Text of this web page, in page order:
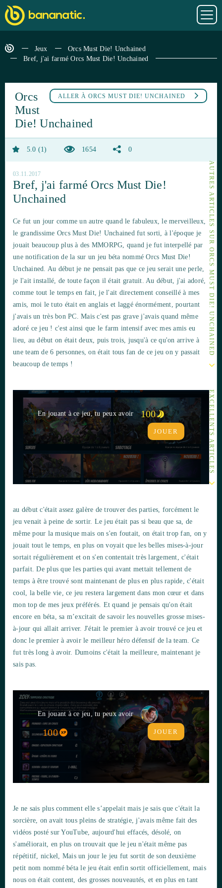
Jeux
Orcs Must Die! Unchained
Bref, j'ai farmé Orcs Must Die! Unchained
AUTRES ARTICLES SUR ORCS MUST DIE! UNCHAINED
EXCELLENTS ARTICLES
ALLER À ORCS MUST DIE! UNCHAINED
Orcs
Must
Die! Unchained
5.0 1 1654 0
03.11.2017
Bref, j'ai farmé Orcs Must Die!
Unchained
Ce fut un jour comme un autre quand le fabuleux, le merveilleux,
le grandissime Orcs Must Die! Unchained fut sorti, à l'époque je
jouait beaucoup plus à des MMORPG, quand je fut interpellé par
une notification de la sur un jeu béta nommé Orcs Must Die!
Unchained. Au début je ne pensait pas que ce jeu serait une perle,
je l'ait installé, de toute façon il était gratuit. Au début, j'ai adoré,
comme tout le temps en fait, je l'ait directement conseillé à mes
amis, moi le tuto était en anglais et laggé énormément, pourtant
j'avais un très bon PC. Mais c'est pas grave j'avais quand même
adoré ce jeu ! c'est ainsi que le farm intensif avec mes amis eu
lieu, au début on était deux, puis trois, jusqu'à ce qu'on arrive à
une team de 6 personnes, on était tous fan de ce jeu on y passait
beaucoup de temps !
En jouant à ce jeu, tu peux avoir 100
JOUER
au début c'était assez galère de trouver des parties, forcément le
jeu venait à peine de sortir. Le jeu était pas si beau que sa, de
même pour la musique mais on s'en foutait, on était trop fan, on y
jouait tout le temps, en plus on voyait que les belles mises-à-jour
sortait régulièrement et on s'en contentait très largement, c'était
parfait. De plus que les parties qui avant mettait tellement de
temps à être trouvé sont maintenant de plus en plus rapide, c'était
cool, la belle vie, ce jeu restera largement dans mon cœur et dans
mon top de mes jeux préférés. Et quand je pensais qu'on était
encore en béta, sa m’excitait de savoir les nouvelles grosse mises-
à-jour qui allait arriver. J'était le premier à avoir trouvé ce jeu et
donc le premier à avoir le meilleur héro défensif de la team. Ce
fut très long à avoir. Dumoins c'était la meilleure, maintenant je
sais pas.
En jouant à ce jeu, tu peux avoir
100 JOUER
Je ne sais plus comment elle s’appelait mais je sais que c'était la
sorcière, on avait tous pleins de stratégie, j'avais même fait des
vidéos posté sur YouTube, aujourd'hui effacés, désolé, on
s'améliorait, en plus on trouvait que le jeu n'était même pas
répétitif, nickel, Mais un jour le jeu fut sortit de son deuxième
petit nom nommé béta le jeu était enfin sortit officiellement, mais
nous on était content, des grosses nouveautés, et en plus en tant